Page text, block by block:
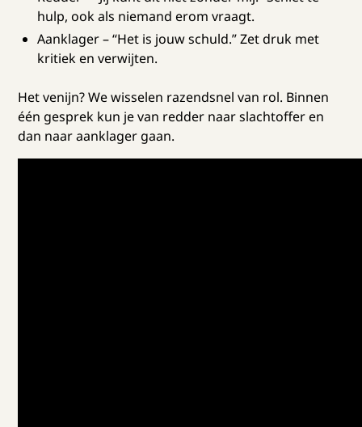
hulp, ook als niemand erom vraagt.
Aanklager – “Het is jouw schuld.” Zet druk met
kritiek en verwijten.
Het venijn? We wisselen razendsnel van rol. Binnen
één gesprek kun je van redder naar slachtoffer en
dan naar aanklager gaan.